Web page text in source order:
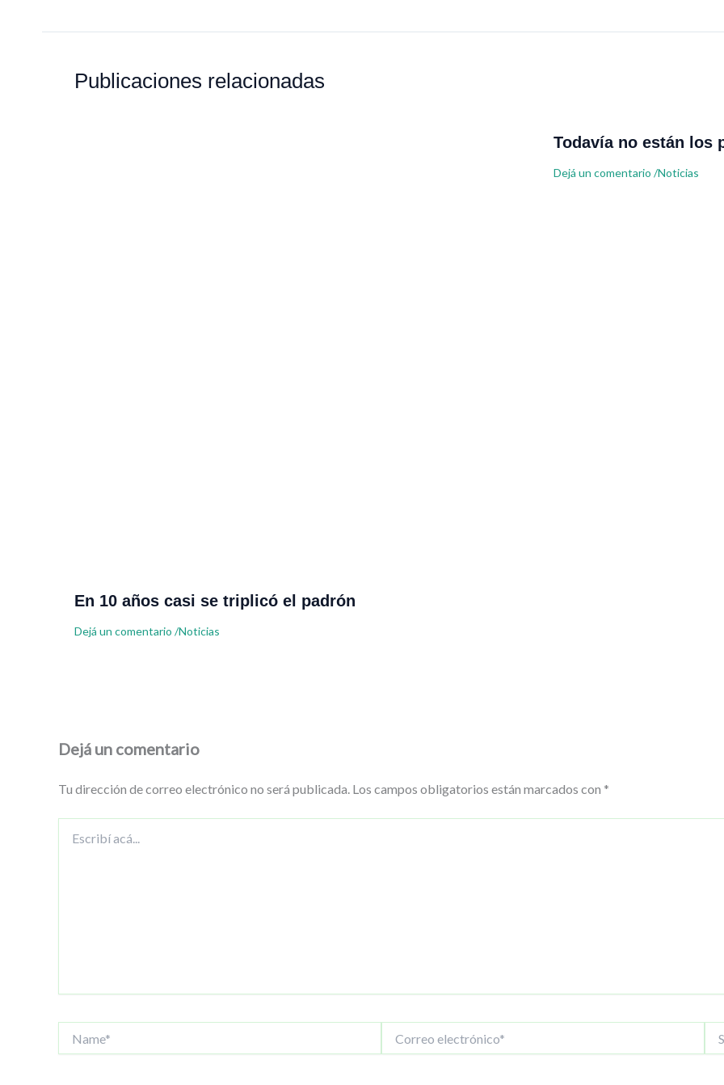
Publicaciones relacionadas
En 10 años casi se triplicó el padrón
Dejá un comentario /Noticias
Todavía no están los
Dejá un comentario /Noticias
Dejá un comentario
Tu dirección de correo electrónico no será publicada. Los campos obligatorios están marcados con *
acá...
electrónico*